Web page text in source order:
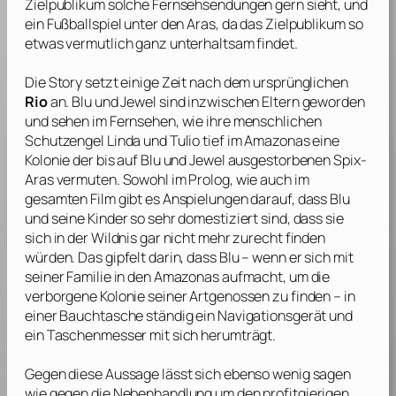
Zielpublikum solche Fernsehsendungen gern sieht, und
ein Fußballspiel unter den Aras, da das Zielpublikum so
etwas vermutlich ganz unterhaltsam findet.
Die Story setzt einige Zeit nach dem ursprünglichen
Rioan. Blu und Jewel sind inzwischen Eltern geworden
und sehen im Fernsehen, wie ihre menschlichen
Schutzengel Linda und Tulio tief im Amazonas eine
Kolonie der bis auf Blu und Jewel ausgestorbenen Spix-
Aras vermuten. Sowohl im Prolog, wie auch im
gesamten Film gibt es Anspielungen darauf, dass Blu
und seine Kinder so sehr domestiziert sind, dass sie
sich in der Wildnis gar nicht mehr zurecht finden
würden. Das gipfelt darin, dass Blu – wenn er sich mit
seiner Familie in den Amazonas aufmacht, um die
verborgene Kolonie seiner Artgenossen zu finden – in
einer Bauchtasche ständig ein Navigationsgerät und
ein Taschenmesser mit sich herumträgt.
Gegen diese Aussage lässt sich ebenso wenig sagen